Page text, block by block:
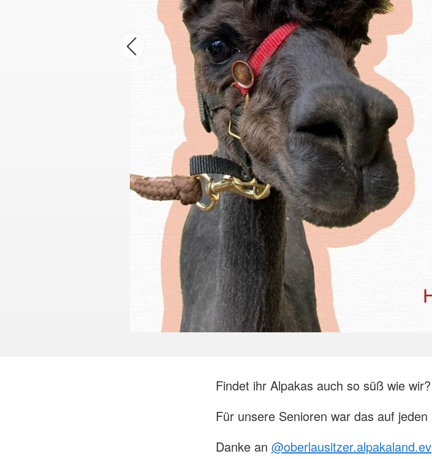
Findet ihr Alpakas auch so süß wie wir?
Für unsere Senioren war das auf
Danke an @oberlausitzer.alpakaland.ev